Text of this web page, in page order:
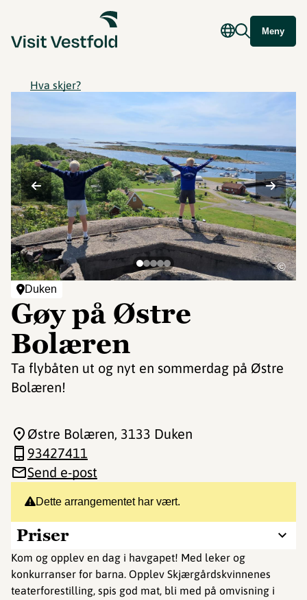
Meny
Hva skjer?
Duken
Gøy på Østre
Bolæren
Ta flybåten ut og nyt en sommerdag på Østre
Bolæren!
©
Dette arrangementet har vært.
Priser
Kom og opplev en dag i havgapet! Med leker og
konkurranser for barna. Opplev Skjærgårdskvinnenes
teaterforestilling, spis god mat, bli med på omvisning i
Østre Bolæren, 3133 Duken
93427411
Send e-post